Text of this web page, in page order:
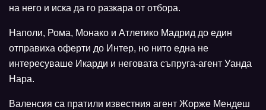
на него и иска да го разкара от отбора.
Наполи, Рома, Монако и Атлетико Мадрид до един
отправиха оферти до Интер, но нито една не
интересуваше Икарди и неговата съпруга-агент Уанда
Нара.
Валенсия са пратили известния агент Жорже Мендеш